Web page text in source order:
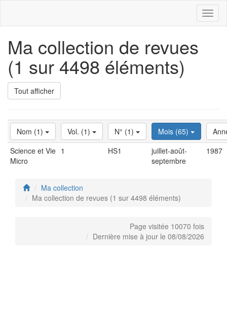
Ma collection de revues
(1 sur 4498 éléments)
Tout afficher
Nom (1) Vol. (1) N° (1) Mois (65)
Science et Vie
Micro
1 HS1
juillet-août-
septembre
1987
Ma collection
Ma collection de revues (1 sur 4498 éléments)
Page visitée 10070 fois
Dernière mise à jour le 08/08/2026